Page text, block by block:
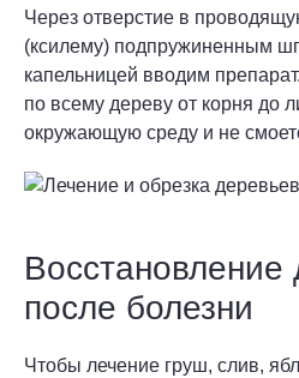
Через отверстие в
(ксилему) подпружиненным
капельницей вводим
по всему дереву от корня до
окружающую среду и не
Восстановление
после болезни
Чтобы лечение груш, слив,